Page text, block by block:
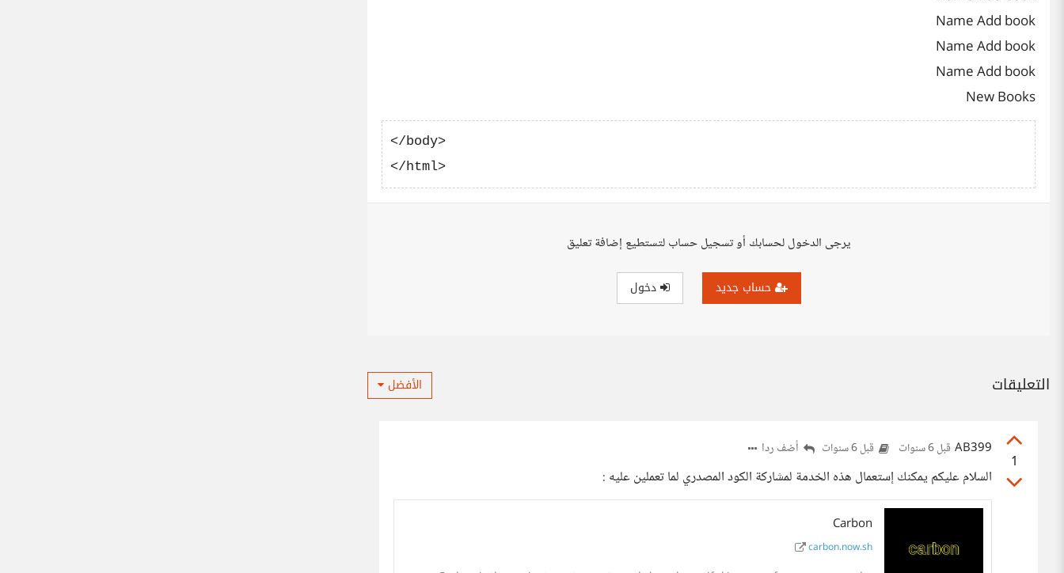
Name Add book
Name Add book
Name Add book
New Books
</body>
يرجى الدخول لحسابك أو تسجيل حساب لتستطيع إضافة تعليق
حساب جديد دخول
التعليقات الأفضل
1
AB399 قبل 6 سنوات قبل 6 سنوات أضف ردا
السلام عليكم يمكنك إستعمال هذه الخدمة لمشاركة الكود المصدري لما تعملين عليه :
Carbon
carbon.now.sh